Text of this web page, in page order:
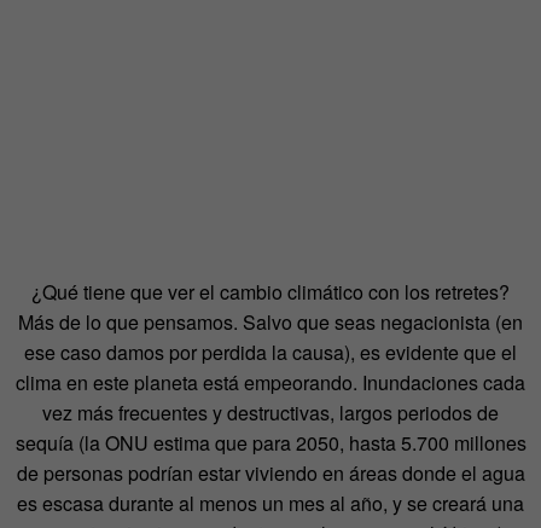
¿Qué tiene que ver el cambio climático con los retretes?
Más de lo que pensamos. Salvo que seas negacionista (en
ese caso damos por perdida la causa), es evidente que el
clima en este planeta está empeorando. Inundaciones cada
vez más frecuentes y destructivas, largos periodos de
sequía (la ONU estima que para 2050, hasta 5.700 millones
de personas podrían estar viviendo en áreas donde el agua
es escasa durante al menos un mes al año, y se creará una